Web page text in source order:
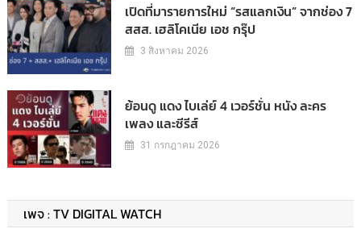
เปิดที่มารายการใหม่ “รสแลกเงิน” จากช่อง 7
สสส. เฮลิโคเนีย เอช กรุ๊ป
3 สิงหาคม 2026
ย้อนดู แดง ไบเล่ย์ 4 เวอร์ชั่น หนัง ละคร
เพลง และซีรีส์
31 กรกฎาคม 2026
เพจ : TV DIGITAL WATCH